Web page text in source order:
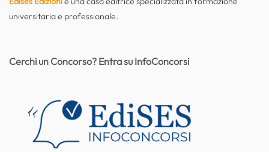
universitaria e professionale.
Cerchi un Concorso? Entra su InfoConcorsi